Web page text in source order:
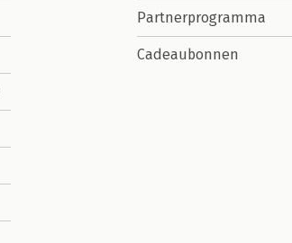
Partnerprogramma
Cadeaubonnen